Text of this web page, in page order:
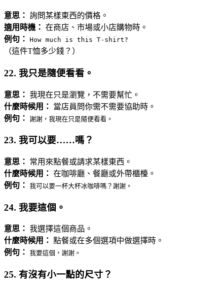
意思： 詢問某樣東西的價格。
適用時機： 在商店、市場或小店購物時。
例句：
How much is this T-shirt?
（這件T恤多少錢？）
22. 我只是隨便看看。
意思： 我現在只是瀏覽，不需要幫忙。
什麼時候用：
當店員問你需不需要協助時。
例句：
謝謝，我現在只是隨便看看。
23. 我可以要……嗎？
意思：
常用來點餐或請求某樣東西。
什麼時候用： 在咖啡廳、餐廳或外帶櫃檯。
例句：
我可以要一杯大杯冰咖啡嗎？謝謝。
24. 我要這個。
意思： 我選擇這個商品。
什麼時候用： 點餐或在多個選項中做選擇時。
例句：
我要這個，謝謝。
25. 有沒有小一點的尺寸？